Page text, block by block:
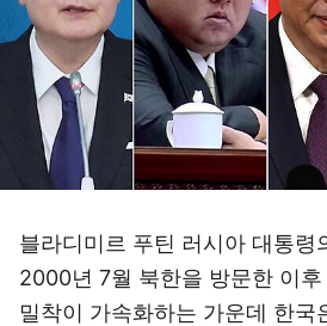
블라디미르 푸틴 러시아 대통령
2000년 7월 북한을 방문한 이후
밀착이 가속화하는 가운데 한국